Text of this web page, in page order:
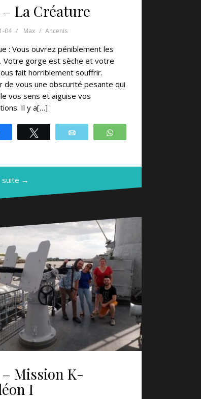
– La Créature
04 Max Ancenis
: Vous ouvrez péniblement les
Votre gorge est sèche et votre
fait horriblement souffrir.
de vous une obscurité pesante qui
vos sens et aiguise vos
Il y a[…]
Partagez Tweetez
suite →
– Mission K-
I